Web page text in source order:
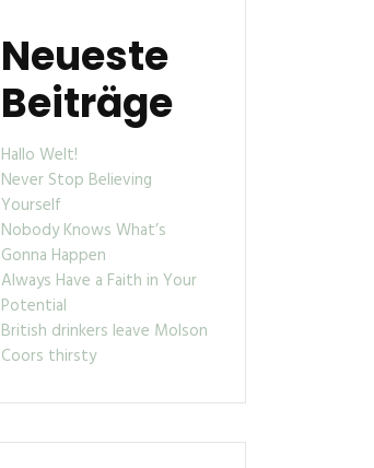
Neueste
Beiträge
Hallo Welt!
Never Stop Believing
Yourself
Nobody Knows What’s
Gonna Happen
Always Have a Faith in Your
Potential
British drinkers leave Molson
Coors thirsty